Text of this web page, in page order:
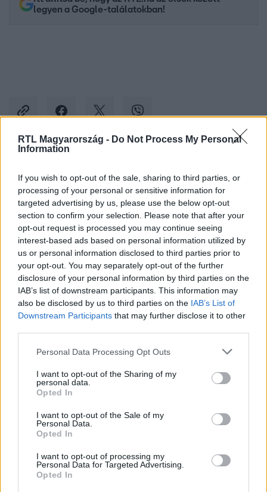
RTL Magyarország - Do Not Process My Personal
Information
If you wish to opt-out of the sale, sharing to third parties, or
processing of your personal or sensitive information for
targeted advertising by us, please use the below opt-out
section to confirm your selection. Please note that after your
opt-out request is processed you may continue seeing
interest-based ads based on personal information utilized by
us or personal information disclosed to third parties prior to
your opt-out. You may separately opt-out of the further
disclosure of your personal information by third parties on the
IAB’s list of downstream participants. This information may
also be disclosed by us to third parties on the IAB’s List of
Downstream Participants that may further disclose it to other
Please note that this website/app uses one or more Google
not limited to your visit or usage behaviour. You may click to
grant or deny consent to Google and its third-party tags to
use your data for below specified purposes in below Google
consent section.
Personal Data Processing Opt Outs
I want to opt-out of the Sharing of my
personal data.
Opted In
I want to opt-out of the Sale of my
Personal Data.
Opted In
I want to opt-out of processing my
Personal Data for Targeted Advertising.
Opted In
legyen a Google-találatokban!
Facebookon is!
Követem
#SURVIVOR #VIDEÓ #ADÁSRÉSZLETEK
#SAMA-SAMA #MARTIN ANETT #PUSZTAI ZSOMBOR
#VITA #FESZÜLTSÉG #ÉRZELMEK #SÍRÁS
KÖNNYEK #INDULATOK #MAKRA VIVIEN
Népszerű